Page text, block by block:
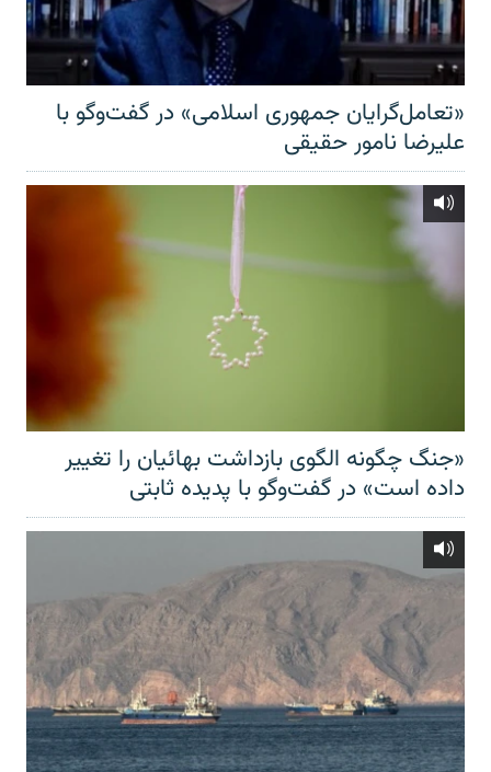
«تعامل‌گرایان جمهوری اسلامی» در گفت‌وگو با
علیرضا نامور حقیقی
«جنگ چگونه الگوی بازداشت بهائیان را تغییر
داده است» در گفت‌وگو با پدیده ثابتی